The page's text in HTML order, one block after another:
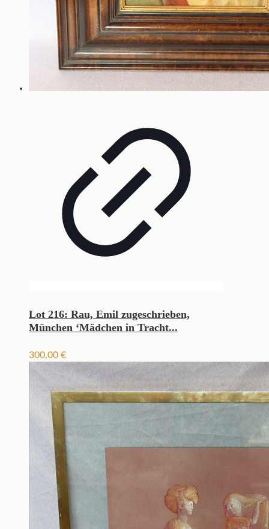
Lot 216: Rau, Emil zugeschrieben,
München ‘Mädchen in Tracht...
300,00 €